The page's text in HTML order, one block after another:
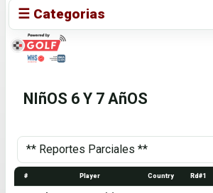
☰ Categorias
NIñOS 6 Y 7 AñOS
# Player Country Rd#1